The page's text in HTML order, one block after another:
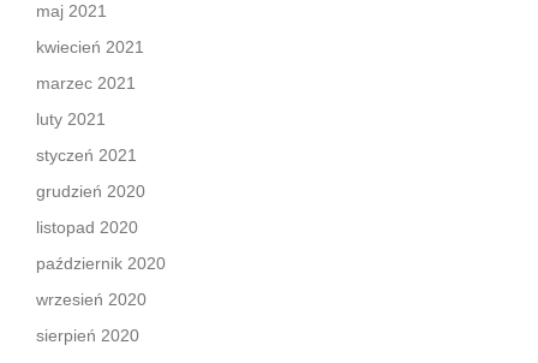
maj 2021
kwiecień 2021
marzec 2021
luty 2021
styczeń 2021
grudzień 2020
listopad 2020
październik 2020
wrzesień 2020
sierpień 2020